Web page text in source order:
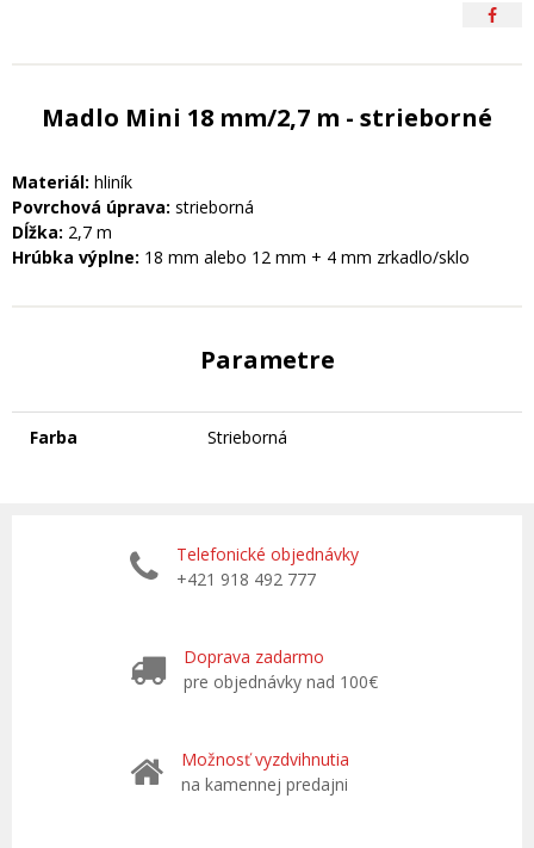
Madlo Mini 18 mm/2,7 m - strieborné
Materiál: hliník
Povrchová úprava: strieborná
Dĺžka: 2,7 m
Hrúbka výplne: 18 mm alebo 12 mm + 4 mm zrkadlo/sklo
Parametre
Farba Strieborná
Telefonické objednávky
+421 918 492 777
Doprava zadarmo
pre objednávky nad 100€
Možnosť vyzdvihnutia
na kamennej predajni